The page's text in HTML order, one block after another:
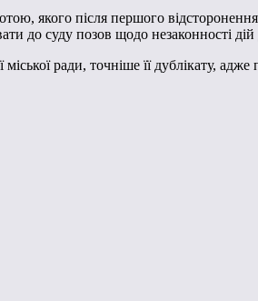
якого після першого
до суду позов щодо незаконності дій
ради, точніше її дублікату,